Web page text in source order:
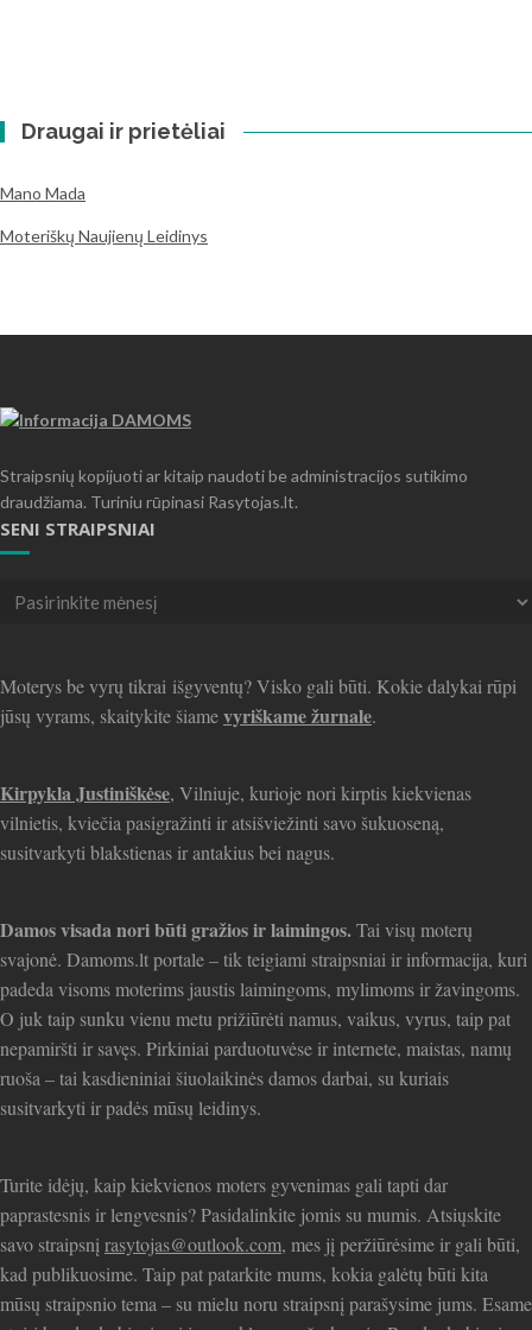
Draugai ir prietėliai
Mano Mada
Moteriškų Naujienų Leidinys
Straipsnių kopijuoti ar kitaip naudoti be administracijos sutikimo
draudžiama. Turiniu rūpinasi Rasytojas.lt.
SENI STRAIPSNIAI
Seni
Moterys be vyrų tikrai išgyventų? Visko gali būti. Kokie dalykai rūpi
jūsų vyrams, skaitykite šiamevyriškame žurnale.
Kirpykla Justiniškėse, Vilniuje, kurioje nori kirptis kiekvienas
vilnietis, kviečia pasigražinti ir atsišviežinti savo šukuoseną,
susitvarkyti blakstienas ir antakius bei nagus.
Damos visada nori būti gražios ir laimingos.Tai visų moterų
svajonė. Damoms.lt portale – tik teigiami straipsniai ir informacija, kuri
padeda visoms moterims jaustis laimingoms, mylimoms ir žavingoms.
O juk taip sunku vienu metu prižiūrėti namus, vaikus, vyrus, taip pat
nepamiršti ir savęs. Pirkiniai parduotuvėse ir internete, maistas, namų
ruoša – tai kasdieniniai šiuolaikinės damos darbai, su kuriais
susitvarkyti ir padės mūsų leidinys.
Turite idėjų, kaip kiekvienos moters gyvenimas gali tapti dar
paprastesnis ir lengvesnis? Pasidalinkite jomis su mumis. Atsiųskite
savo straipsnį rasytojas@outlook.com, mes jį peržiūrėsime ir gali būti,
kad publikuosime. Taip pat patarkite mums, kokia galėtų būti kita
mūsų straipsnio tema – su mielu noru straipsnį parašysime jums. Esame